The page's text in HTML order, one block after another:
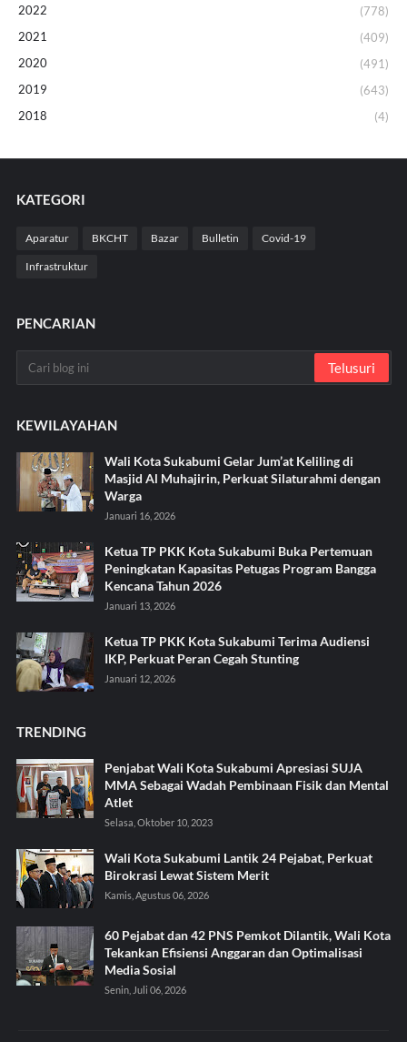
2022
(778)
2021
(409)
2020
(491)
2019
(643)
2018
(4)
KATEGORI
Aparatur BKCHT Bazar Bulletin Covid-19
Infrastruktur
PENCARIAN
KEWILAYAHAN
Wali Kota Sukabumi Gelar Jum’at Keliling di
Masjid Al Muhajirin, Perkuat Silaturahmi dengan
Warga
Januari 16, 2026
Ketua TP PKK Kota Sukabumi Buka Pertemuan
Peningkatan Kapasitas Petugas Program Bangga
Kencana Tahun 2026
Januari 13, 2026
Ketua TP PKK Kota Sukabumi Terima Audiensi
IKP, Perkuat Peran Cegah Stunting
Januari 12, 2026
TRENDING
Penjabat Wali Kota Sukabumi Apresiasi SUJA
MMA Sebagai Wadah Pembinaan Fisik dan Mental
Atlet
Selasa, Oktober 10, 2023
Wali Kota Sukabumi Lantik 24 Pejabat, Perkuat
Birokrasi Lewat Sistem Merit
Kamis, Agustus 06, 2026
60 Pejabat dan 42 PNS Pemkot Dilantik, Wali Kota
Tekankan Efisiensi Anggaran dan Optimalisasi
Media Sosial
Senin, Juli 06, 2026